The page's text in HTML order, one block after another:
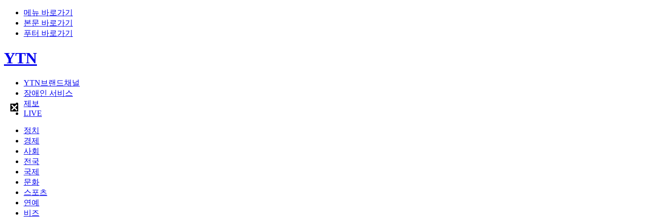
메뉴 바로가기
본문 바로가기
푸터 바로가기
YTN
YTN브랜드채널
장애인 서비스
제보
LIVE
정치
경제
사회
전국
국제
문화
스포츠
연예
비즈